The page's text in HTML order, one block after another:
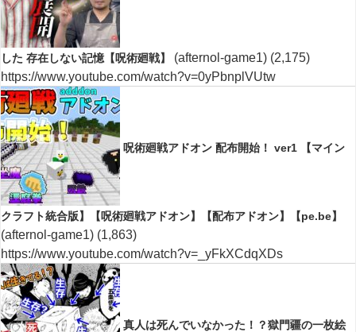
した 存在しない記憶【呪術廻戦】 (afternol-game1) (2,175)
https://www.youtube.com/watch?v=0yPbnplVUtw
呪術廻戦アドオン 配布開始！ ver1 【マイン
クラフト統合版】【呪術廻戦アドオン】【配布アドオン】【pe.be】
(afternol-game1) (1,863)
https://www.youtube.com/watch?v=_yFkXCdqXDs
真人は死んでいなかった！？獄門疆の一枚絵